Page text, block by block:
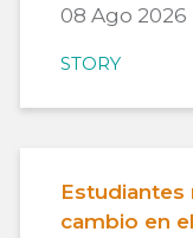
08 Ago 2026
STORY
Estudiantes
cambio en